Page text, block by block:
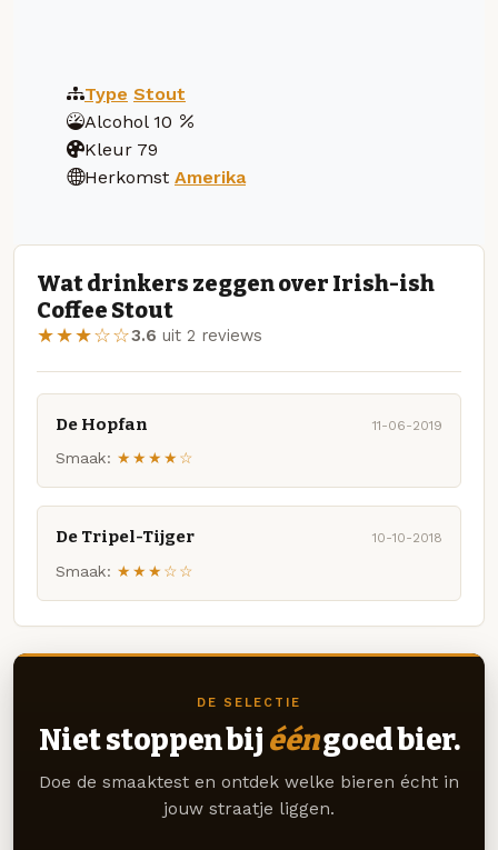
Type Stout
Alcohol 10
Kleur 79
Herkomst Amerika
Wat drinkers zeggen over Irish-ish
Coffee Stout
★★★☆☆3.6 uit 2 reviews
De Hopfan 11-06-2019
Smaak: ★★★★☆
De Tripel-Tijger 10-10-2018
Smaak: ★★★☆☆
DE SELECTIE
Niet stoppen bij ééngoed bier.
Doe de smaaktest en ontdek welke bieren écht in
jouw straatje liggen.